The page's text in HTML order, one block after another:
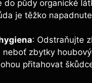
do půdy organické
je těžko
: Odstraňujte
neboť zbytky
přitahovat